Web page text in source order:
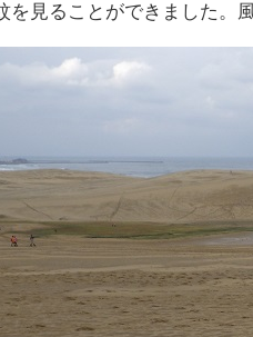
を見ることができました。